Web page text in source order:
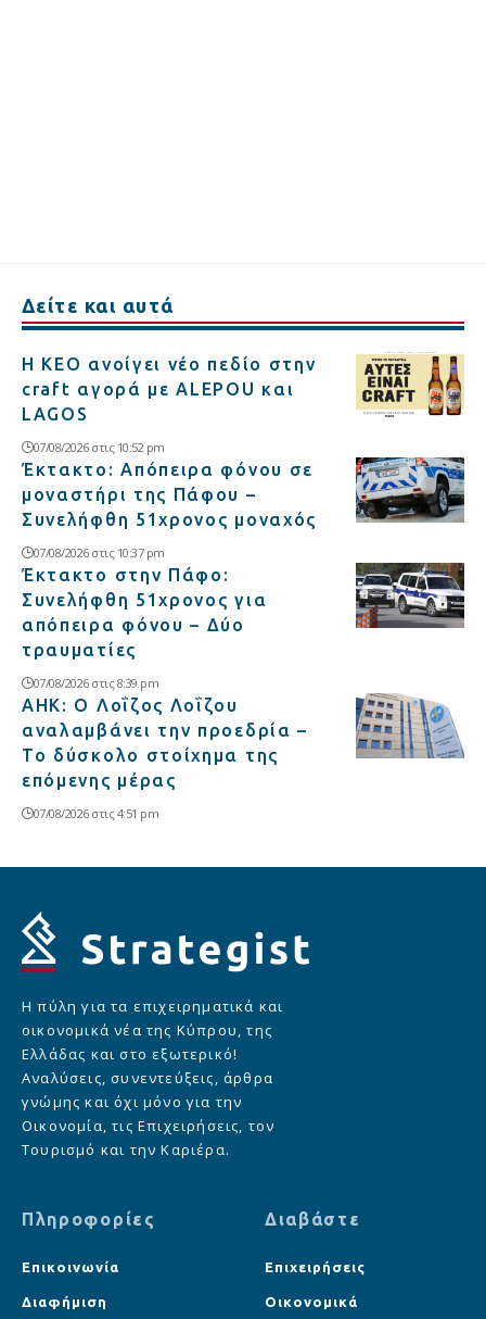
Δείτε και αυτά
Η ΚΕΟ ανοίγει νέο πεδίο στην
craft αγορά με ALEPOU και
LAGOS
07/08/2026 στις 10:52 pm
Έκτακτο: Απόπειρα φόνου σε
μοναστήρι της Πάφου –
Συνελήφθη 51χρονος μοναχός
07/08/2026 στις 10:37 pm
Έκτακτο στην Πάφο:
Συνελήφθη 51χρονος για
απόπειρα φόνου – Δύο
τραυματίες
07/08/2026 στις 8:39 pm
ΑΗΚ: Ο Λοΐζος Λοΐζου
αναλαμβάνει την προεδρία –
Το δύσκολο στοίχημα της
επόμενης μέρας
07/08/2026 στις 4:51 pm
Η πύλη για τα επιχειρηματικά και
οικονομικά νέα της Κύπρου, της
Ελλάδας και στο εξωτερικό!
Αναλύσεις, συνεντεύξεις, άρθρα
γνώμης και όχι μόνο για την
Οικονομία, τις Επιχειρήσεις, τον
Τουρισμό και την Καριέρα.
Πληροφορίες
Επικοινωνία
Διαφήμιση
Διαβάστε
Επιχειρήσεις
Οικονομικά